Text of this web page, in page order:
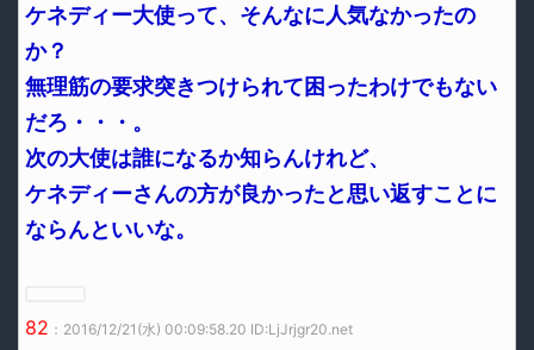
ケネディー大使って、そんなに人気なかったの
か？
無理筋の要求突きつけられて困ったわけでもない
だろ・・・。
次の大使は誰になるか知らんけれど、
ケネディーさんの方が良かったと思い返すことに
ならんといいな。
82 ：2016/12/21(水) 00:09:58.20 ID:LjJrjgr20.net